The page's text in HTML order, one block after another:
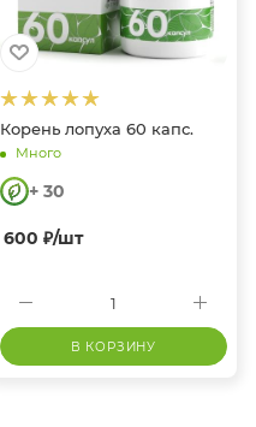
Корень лопуха 60 капс.
Много
+ 30
600 ₽/шт
В КОРЗИНУ